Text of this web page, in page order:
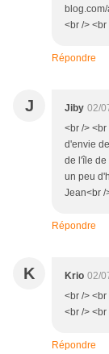
<br /> <br
Répondre
J Jiby 02/
<br />
d'envie
de l'île de
un peu
Jean<br /
Répondre
K Krio 02/
<br />
<br /> <br
Répondre